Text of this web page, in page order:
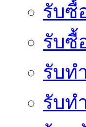
รับซื้
รับซื้
รับท
รับท